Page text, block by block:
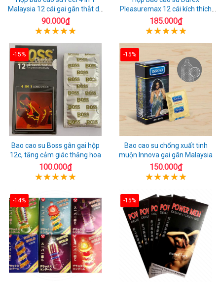
Malaysia 12 cái gai gân thắt dễ
sử dụng
90.000₫
Pleasuremax 12 cái kích thích
tăng khoái cảm
185.000₫
-15%
Bao cao su Boss gân gai hộp
12c, tăng cảm giác thăng hoa
100.000₫
-15%
Bao cao su chống xuất tinh
muộn Innova gai gân Malaysia
150.000₫
-14% -15%